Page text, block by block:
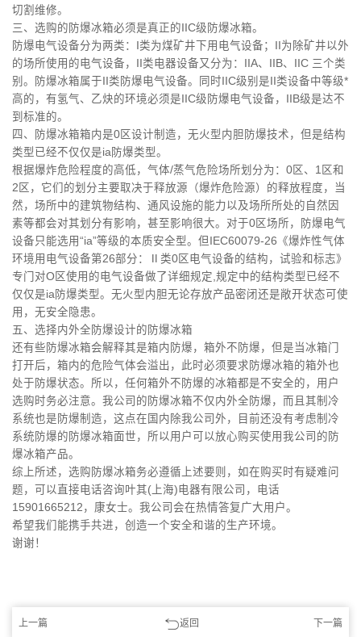
切割维修。
三、选购的防爆冰箱必须是真正的IIC级防爆冰箱。
防爆电气设备分为两类：I类为煤矿井下用电气设备；II为除矿井以外
的场所使用的电气设备，II类电器设备又分为：IIA、IIB、IIC 三个类
别。防爆冰箱属于II类防爆电气设备。同时IIC级别是II类设备中等级*
高的，有氢气、乙炔的环境必须是IIC级防爆电气设备，IIB级是达不
到标准的。
四、防爆冰箱箱内是0区设计制造，无火型内胆防爆技术，但是结构
类型已经不仅仅是ia防爆类型。
根据爆炸危险程度的高低，气体/蒸气危险场所划分为：0区、1区和
2区，它们的划分主要取决于释放源（爆炸危险源）的释放程度，当
然，场所中的建筑物结构、通风设施的能力以及场所所处的自然因
素等都会对其划分有影响，甚至影响很大。对于0区场所，防爆电气
设备只能选用“ia”等级的本质安全型。但IEC60079-26《爆炸性气体
环境用电气设备第26部分：Ⅱ类0区电气设备的结构，试验和标志》
专门对O区使用的电气设备做了详细规定,规定中的结构类型已经不
仅仅是ia防爆类型。无火型内胆无论存放产品密闭还是敞开状态可使
用，无安全隐患。
五、选择内外全防爆设计的防爆冰箱
还有些防爆冰箱会解释其是箱内防爆，箱外不防爆，但是当冰箱门
打开后，箱内的危险气体会溢出，此时必须要求防爆冰箱的箱外也
处于防爆状态。所以，任何箱外不防爆的冰箱都是不安全的，用户
选购时务必注意。我公司的防爆冰箱不仅内外全防爆，而且其制冷
系统也是防爆制造，这点在国内除我公司外，目前还没有考虑制冷
系统防爆的防爆冰箱面世，所以用户可以放心购买使用我公司的防
爆冰箱产品。
综上所述，选购防爆冰箱务必遵循上述要则，如在购买时有疑难问
题，可以直接电话咨询叶其(上海)电器有限公司，电话
15901665212，康女士。我公司会在热情答复广大用户。
希望我们能携手共进，创造一个安全和谐的生产环境。
谢谢！
上一篇 返回 下一篇